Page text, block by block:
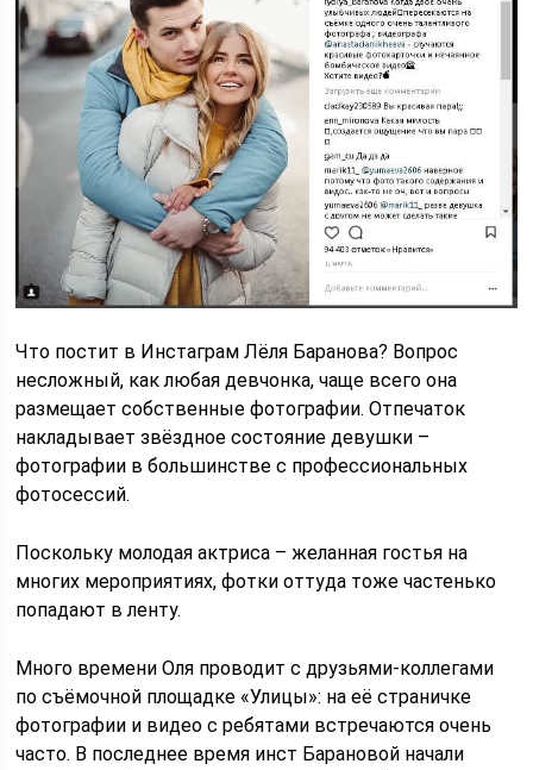
Что постит в Инстаграм Лёля Баранова? Вопрос
несложный, как любая девчонка, чаще всего она
размещает собственные фотографии. Отпечаток
накладывает звёздное состояние девушки –
фотографии в большинстве с профессиональных
фотосессий.
Поскольку молодая актриса – желанная гостья на
многих мероприятиях, фотки оттуда тоже частенько
попадают в ленту.
Много времени Оля проводит с друзьями-коллегами
по съёмочной площадке «Улицы»: на её страничке
фотографии и видео с ребятами встречаются очень
часто. В последнее время инст Барановой начали